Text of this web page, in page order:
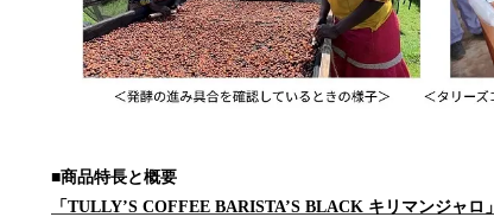
■商品特長と概要
「TULLY’S COFFEE BARISTA’S BLACK キリマンジャロ」